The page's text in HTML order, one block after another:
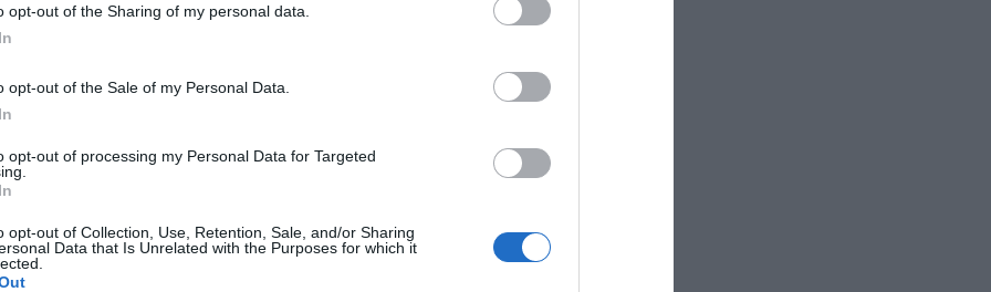
opt-out of the Sharing of my personal data.
opt-out of the Sale of my Personal Data.
opt-out of processing my Personal Data for Targeted
opt-out of Collection, Use, Retention, Sale, and/or Sharing
Data that Is Unrelated with the Purposes for which it